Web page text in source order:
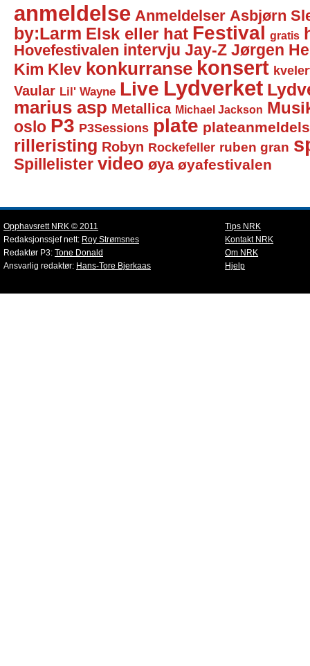
anmeldelse Anmeldelser Asbjørn
by:Larm Elsk eller hat Festival gratis
Hovefestivalen intervju Jay-Z Jørgen
Kim Klev konkurranse konsert
Vaular Lil' Wayne Live Lydverket
marius asp Metallica Michael Jackson
oslo P3 P3Sessions plate
rilleristing Robyn Rockefeller ruben gran
Spillelister video øya øyafestivalen
Opphavsrett NRK © 2011
Redaksjonssjef nett: Roy Strømsnes
Redaktør P3: Tone Donald
Ansvarlig redaktør: Hans-Tore Bjerkaas
Tips NRK
Kontakt NRK
Om NRK
Hjelp